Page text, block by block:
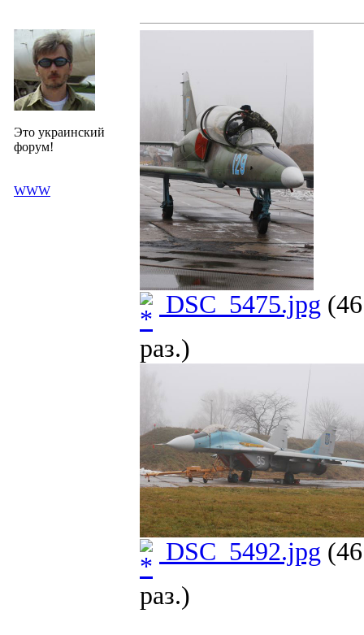
Это украинский
форум!
WWW
DSC_5475.jpg
раз.)
DSC_5492.jpg
раз.)